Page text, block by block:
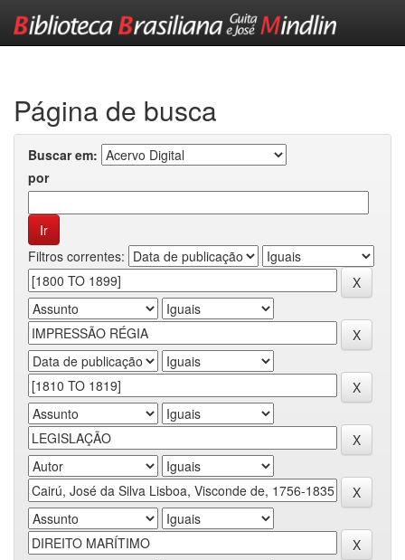
Página de busca
Buscar em:
por
Filtros correntes: